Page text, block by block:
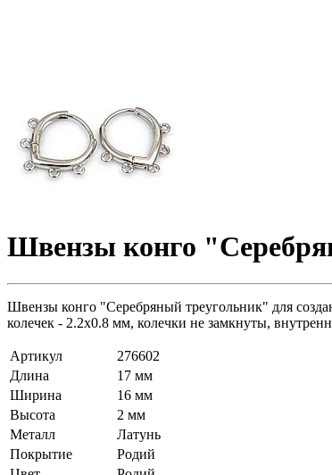
Швензы конго
Швензы конго "Серебряный треугольник" для
колечек - 2.2х0.8 мм, колечки не замкнуты,
Артикул
276602
Длина
17 мм
Ширина
16 мм
Высота
2 мм
Металл
Латунь
Покрытие
Родий